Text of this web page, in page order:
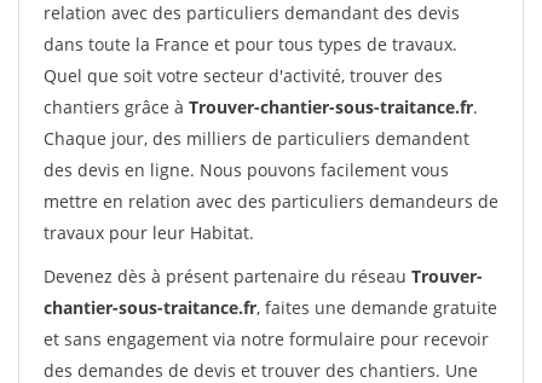
relation avec des particuliers demandant des devis
dans toute la France et pour tous types de travaux.
Quel que soit votre secteur d'activité, trouver des
chantiers grâce à Trouver-chantier-sous-traitance.fr.
Chaque jour, des milliers de particuliers demandent
des devis en ligne. Nous pouvons facilement vous
mettre en relation avec des particuliers demandeurs de
travaux pour leur Habitat.
Devenez dès à présent partenaire du réseau Trouver-
chantier-sous-traitance.fr, faites une demande gratuite
et sans engagement via notre formulaire pour recevoir
des demandes de devis et trouver des chantiers. Une